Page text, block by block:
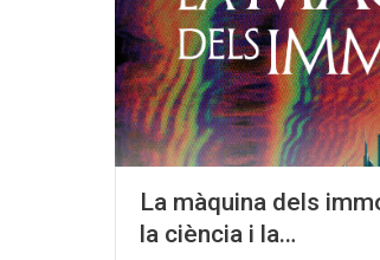
La màquina dels
la ciència i la…